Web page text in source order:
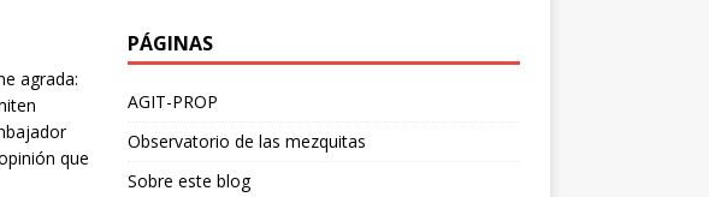
agrada:
que
PÁGINAS
AGIT-PROP
Observatorio de las mezquitas
Sobre este blog